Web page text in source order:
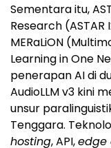
Sementara itu,
Research
MERaLiON
Learning in One
penerapan AI di
AudioLLM v3 kini
unsur
Tenggara.
hosting, API,edge